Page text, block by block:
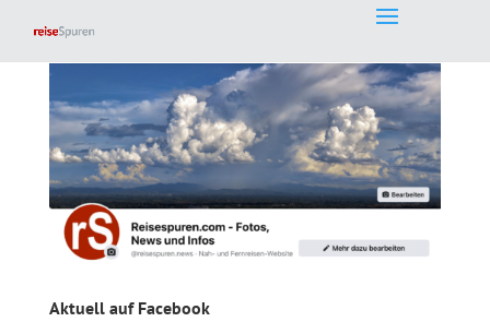
Aktuell auf Facebook